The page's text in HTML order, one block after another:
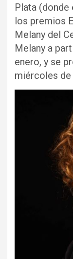
Plata (donde
los premios
Melany del
Melany a
enero, y se
miércoles de